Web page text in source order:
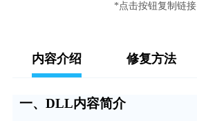
*点击按钮复制链接
内容介绍 修复方法
一、DLL内容简介